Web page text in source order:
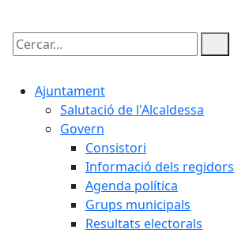
Cercar:
Ajuntament
Salutació de l'Alcaldessa
Govern
Consistori
Informació dels regidors
Agenda política
Grups municipals
Resultats electorals